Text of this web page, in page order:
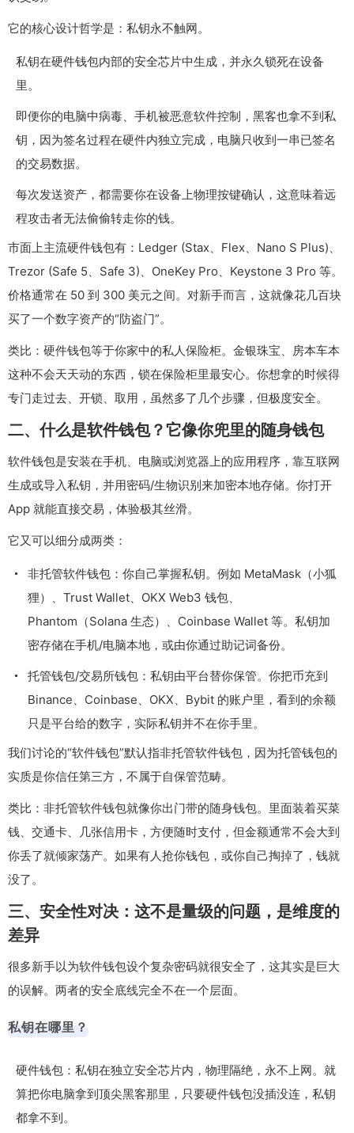
它的核心设计哲学是：私钥永不触网。
私钥在硬件钱包内部的安全芯片中生成，并永久锁死在设备
里。
即便你的电脑中病毒、手机被恶意软件控制，黑客也拿不到私
钥，因为签名过程在硬件内独立完成，电脑只收到一串已签名
的交易数据。
每次发送资产，都需要你在设备上物理按键确认，这意味着远
程攻击者无法偷偷转走你的钱。
市面上主流硬件钱包有：Ledger (Stax、Flex、Nano S Plus)、
Trezor (Safe 5、Safe 3)、OneKey Pro、Keystone 3 Pro 等。
价格通常在 50 到 300 美元之间。对新手而言，这就像花几百块
买了一个数字资产的“防盗门”。
类比：硬件钱包等于你家中的私人保险柜。金银珠宝、房本车本
这种不会天天动的东西，锁在保险柜里最安心。你想拿的时候得
专门走过去、开锁、取用，虽然多了几个步骤，但极度安全。
二、什么是软件钱包？它像你兜里的随身钱包
软件钱包是安装在手机、电脑或浏览器上的应用程序，靠互联网
生成或导入私钥，并用密码/生物识别来加密本地存储。你打开
App 就能直接交易，体验极其丝滑。
它又可以细分成两类：
非托管软件钱包：你自己掌握私钥。例如 MetaMask（小狐
狸）、Trust Wallet、OKX Web3 钱包、
Phantom（Solana 生态）、Coinbase Wallet 等。私钥加
密存储在手机/电脑本地，或由你通过助记词备份。
托管钱包/交易所钱包：私钥由平台替你保管。你把币充到
Binance、Coinbase、OKX、Bybit 的账户里，看到的余额
只是平台给的数字，实际私钥并不在你手里。
我们讨论的“软件钱包”默认指非托管软件钱包，因为托管钱包的
实质是你信任第三方，不属于自保管范畴。
类比：非托管软件钱包就像你出门带的随身钱包。里面装着买菜
钱、交通卡、几张信用卡，方便随时支付，但金额通常不会大到
你丢了就倾家荡产。如果有人抢你钱包，或你自己掏掉了，钱就
没了。
三、安全性对决：这不是量级的问题，是维度的
差异
很多新手以为软件钱包设个复杂密码就很安全了，这其实是巨大
的误解。两者的安全底线完全不在一个层面。
私钥在哪里？
硬件钱包：私钥在独立安全芯片内，物理隔绝，永不上网。就
算把你电脑拿到顶尖黑客那里，只要硬件钱包没插没连，私钥
都拿不到。